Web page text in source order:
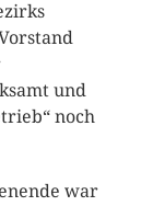
und
noch
war